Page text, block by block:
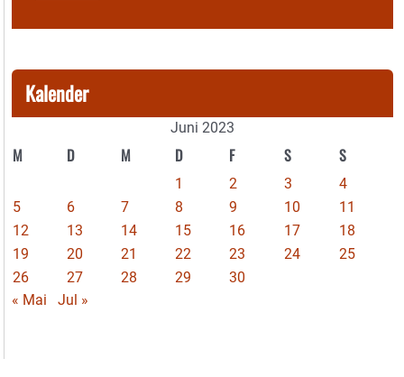
Kalender
Juni 2023
M D M D F S S
1 2 3
4
5
6 7 8 9 10
11
12
13 14 15 16 17
18
19
20 21 22 23 24
25
26
27 28 29
30
« Mai
Jul »